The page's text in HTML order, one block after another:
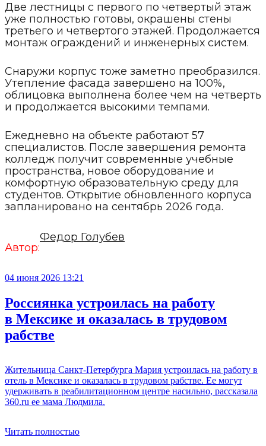
Две лестницы с первого по четвертый этаж
уже полностью готовы, окрашены стены
третьего и четвертого этажей. Продолжается
монтаж ограждений и инженерных систем.
Снаружи корпус тоже заметно преобразился.
Утепление фасада завершено на 100%,
облицовка выполнена более чем на четверть
и продолжается высокими темпами.
Ежедневно на объекте работают 57
специалистов. После завершения ремонта
колледж получит современные учебные
пространства, новое оборудование и
комфортную образовательную среду для
студентов. Открытие обновленного корпуса
запланировано на сентябрь 2026 года.
Автор:
Федор Голубев
04 июня 2026 13:21
Россиянка устроилась на работу
в Мексике и оказалась в трудовом
рабстве
Жительница Санкт-Петербурга Мария устроилась на работу в
отель в Мексике и оказалась в трудовом рабстве. Ее могут
удерживать в реабилитационном центре насильно, рассказала
360.ru ее мама Людмила.
Читать полностью